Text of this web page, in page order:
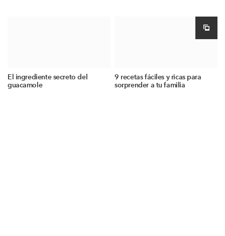
El ingrediente secreto del
guacamole
9 recetas fáciles y ricas para
sorprender a tu familia